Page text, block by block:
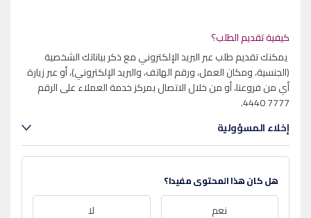
كيفية تقديم الطلب؟
يمكنك تقديم طلب عبر البريد الإلكتروني مع ذكر بياناتك الشخصية
(الجنسية، ومكان العمل، ورقم الهاتف، والبريد الإلكتروني)، أو عبر زيارة
أي من فروعنا، أو من خلال الاتصال بمركز خدمة العملاء على الرقم
7777 4440.
إخلاء المسؤولية
هل كان هذا المحتوى مفيدا؟
نعم لا